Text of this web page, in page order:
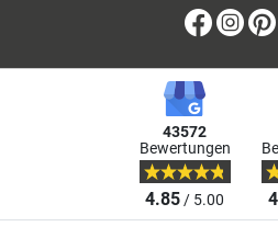
43572
Bewertungen
4.85/ 5.00